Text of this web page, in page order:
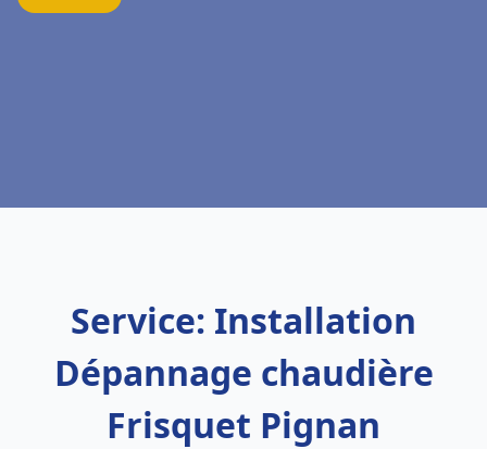
Service: Installation
Dépannage chaudière
Frisquet Pignan